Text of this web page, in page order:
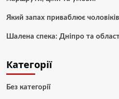
Який запах приваблює
Шалена спека: Дніпро та
Категорії
Без категорії